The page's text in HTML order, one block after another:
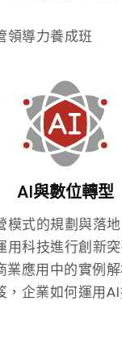
領導力養成班
AI與數位轉型
模式的規劃與落地
用科技進行創新
業應用中的實例
，企業如何運用